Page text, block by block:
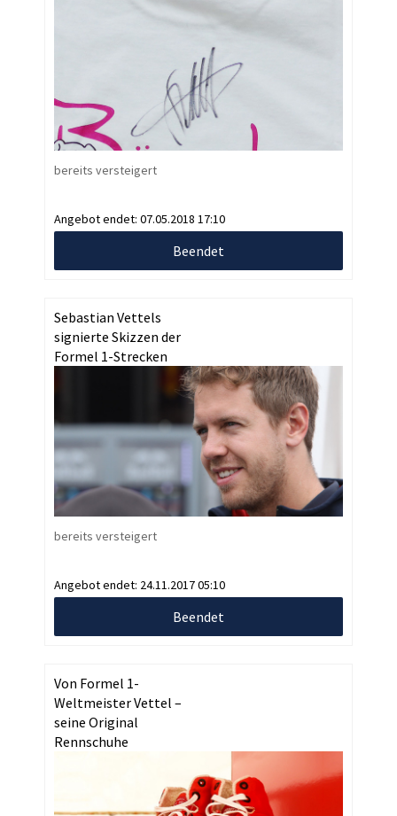
bereits versteigert
Angebot endet: 07.05.2018 17:10
Beendet
Sebastian Vettels
signierte Skizzen der
Formel 1-Strecken
bereits versteigert
Angebot endet: 24.11.2017 05:10
Beendet
Von Formel 1-
Weltmeister Vettel –
seine Original
Rennschuhe